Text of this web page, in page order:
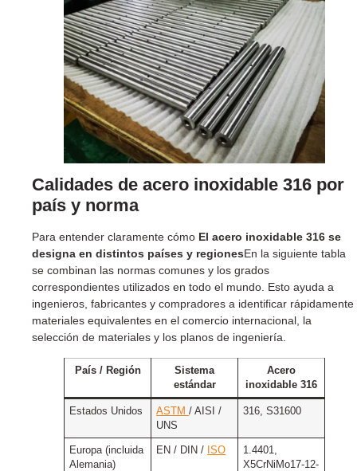
Calidades de acero inoxidable 316 por
país y norma
Para entender claramente cómo El acero inoxidable 316 se
designa en distintos países y regionesEn la siguiente tabla
se combinan las normas comunes y los grados
correspondientes utilizados en todo el mundo. Esto ayuda a
ingenieros, fabricantes y compradores a identificar rápidamente
materiales equivalentes en el comercio internacional, la
selección de materiales y los planos de ingeniería.
País / Región
Sistema
estándar
Acero
inoxidable 316
Estados Unidos ASTM/ AISI /
UNS
316, S31600
Europa (incluida
Alemania)
EN / DIN / ISO
1.4401,
X5CrNiMo17-12-